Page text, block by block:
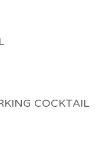
COCKTAIL